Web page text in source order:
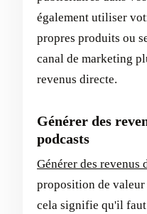
également utiliser
propres produits ou
canal de marketing
revenus directe.
Générer des
podcasts
Générer des revenus
proposition de valeur
cela signifie qu'il